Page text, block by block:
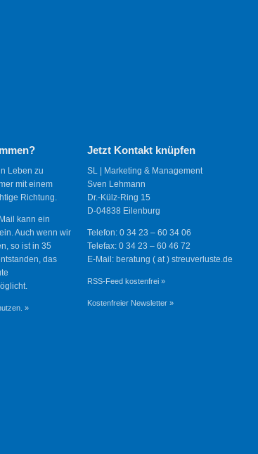
Leben zu
mit einem
Richtung.
kann ein
Auch wenn wir
so ist in 35
das
»
Jetzt Kontakt knüpfen
SL | Marketing & Management
Sven Lehmann
Dr.-Külz-Ring 15
D-04838 Eilenburg
Telefon: 0 34 23 – 60 34 06
Telefax: 0 34 23 – 60 46 72
E-Mail: beratung ( at ) streuverluste.de
RSS-Feed kostenfrei »
Kostenfreier Newsletter »